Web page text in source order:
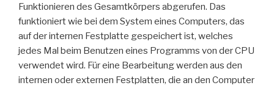
Funktionieren des Gesamtkörpers abgerufen. Das
funktioniert wie bei dem System eines Computers, das
auf der internen Festplatte gespeichert ist, welches
jedes Mal beim Benutzen eines Programms von der CPU
verwendet wird. Für eine Bearbeitung werden aus den
internen oder externen Festplatten, die an den Computer